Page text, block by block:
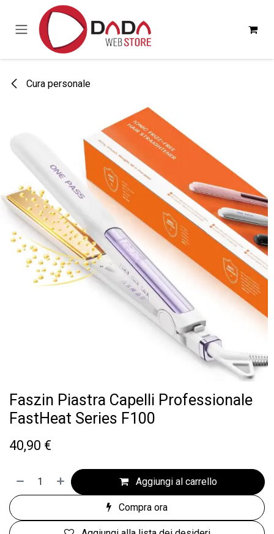
Passa al contenuto
Cura personale
Faszin Piastra Capelli Professionale
FastHeat Series F100
40,90 €
Aggiungi al carrello
Compra ora